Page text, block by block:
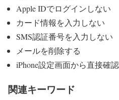
Apple IDでログインしない
カード情報を入力しない
SMS認証番号を入力しない
メールを削除する
iPhone設定画面から直接確
関連キーワード